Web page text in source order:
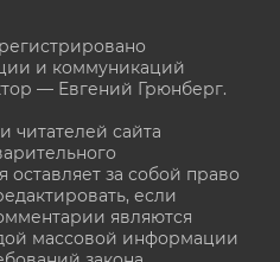
и коммуникаций
— Евгений Грюнберг.
сайта
за собой право
если
являются
массовой информации